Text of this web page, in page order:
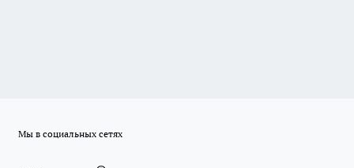
Мы в социальных сетях